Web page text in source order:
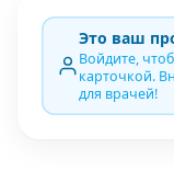
Это ваш
Войдите,
карточкой.
для врачей!